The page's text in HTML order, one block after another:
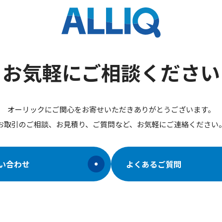
お気軽にご相談ください
オーリックにご関心をお寄せいただきありがとうございます。
取引のご相談、お見積り、ご質問など、お気軽にご連絡ください
合わせ よくあるご質問